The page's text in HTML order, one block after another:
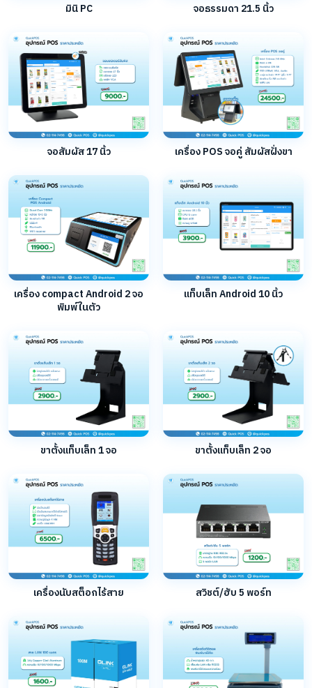
มินิ PC จอธรรมดา 21.5 นิ้ว
จอสัมผัส 17 นิ้ว เครื่อง POS จอคู่ สัมผัสฝั่งขา
เครื่อง compact Android 2 จอ
พิมพ์ในตัว
แท็บเล็ท Android 10 นิ้ว
ขาตั้งแท็บเล็ท 1 จอ ขาตั้งแท็บเล็ท 2 จอ
เครื่องนับสต็อกไร้สาย สวิชต์/ฮับ 5 พอร์ท